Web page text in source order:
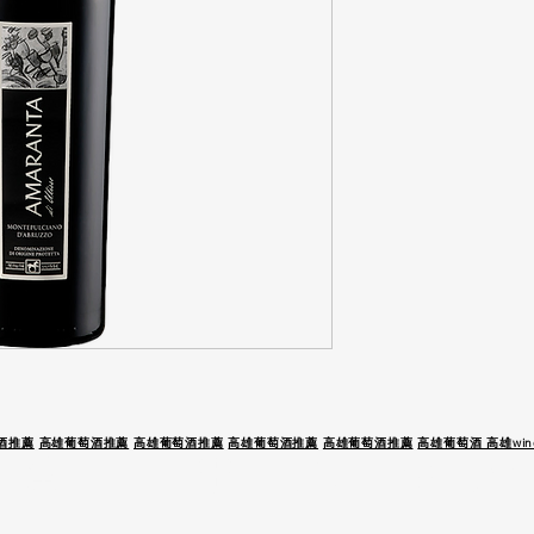
推薦 高雄葡萄酒推薦 高雄葡萄酒推薦 高雄葡萄酒推薦 高雄葡萄酒推薦 高雄葡萄酒 高雄